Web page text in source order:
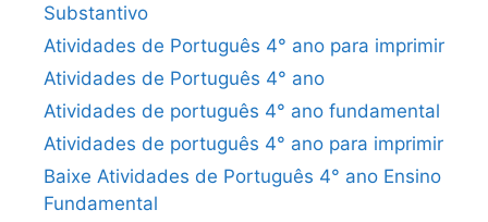
Substantivo
Atividades de Português 4° ano para imprimir
Atividades de Português 4° ano
Atividades de português 4° ano fundamental
Atividades de português 4° ano para imprimir
Baixe Atividades de Português 4° ano Ensino
Fundamental